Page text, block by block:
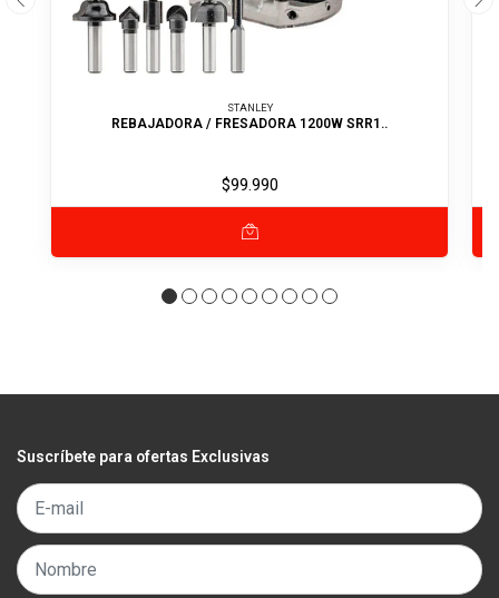
STANLEY
REBAJADORA / FRESADORA 1200W SRR1..
$99.990
Suscríbete para ofertas Exclusivas